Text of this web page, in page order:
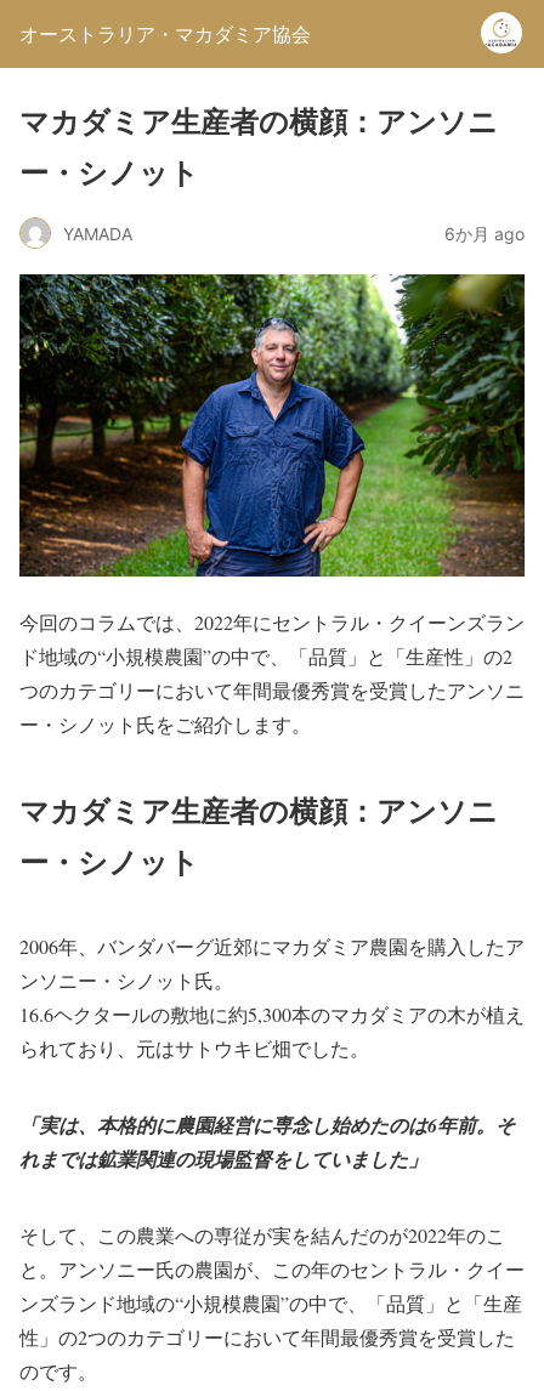
オーストラリア・マカダミア協会
マカダミア生産者の横顔：アンソニ
ー・シノット
YAMADA 6か月 ago
今回のコラムでは、2022年にセントラル・クイーンズラン
ド地域の“小規模農園”の中で、「品質」と「生産性」の2
つのカテゴリーにおいて年間最優秀賞を受賞したアンソニ
ー・シノット氏をご紹介します。
マカダミア生産者の横顔：アンソニ
ー・シノット
2006年、バンダバーグ近郊にマカダミア農園を購入したア
ンソニー・シノット氏。
16.6ヘクタールの敷地に約5,300本のマカダミアの木が植え
られており、元はサトウキビ畑でした。
「実は、本格的に農園経営に専念し始めたのは6年前。そ
れまでは鉱業関連の現場監督をしていました」
そして、この農業への専従が実を結んだのが2022年のこ
と。アンソニー氏の農園が、この年のセントラル・クイー
ンズランド地域の“小規模農園”の中で、「品質」と「生産
性」の2つのカテゴリーにおいて年間最優秀賞を受賞した
のです。